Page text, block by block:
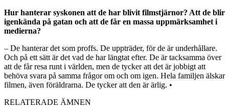
Hur hanterar syskonen att de har blivit filmstjärnor? Att de blir
igenkända på gatan och att de får en massa uppmärksamhet i
medierna?
– De hanterar det som proffs. De uppträder, för de är underhållare.
Och på ett sätt är det vad de har längtat efter. De är tacksamma över
att de får resa runt i världen, men de tycker att det är jobbigt att
behöva svara på samma frågor om och om igen. Hela familjen älskar
filmen, även föräldrarna. De tycker att den är ärlig. •
RELATERADE ÄMNEN